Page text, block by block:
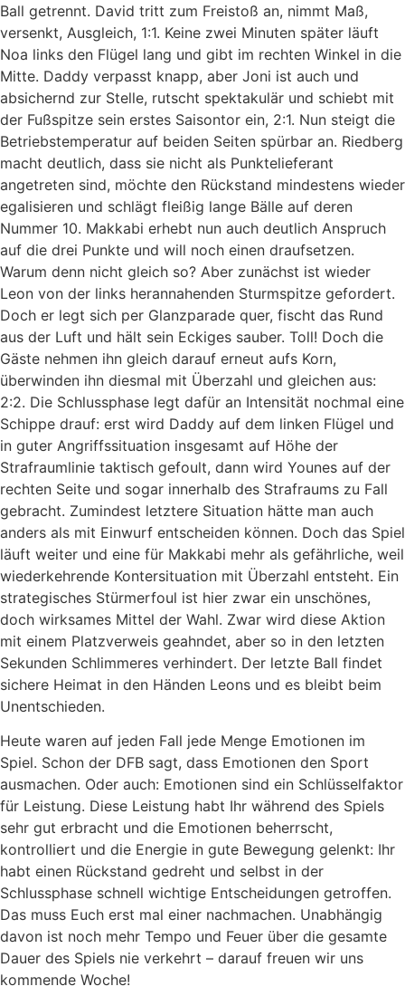
Ball getrennt. David tritt zum Freistoß an, nimmt Maß,
versenkt, Ausgleich, 1:1. Keine zwei Minuten später läuft
Noa links den Flügel lang und gibt im rechten Winkel in die
Mitte. Daddy verpasst knapp, aber Joni ist auch und
absichernd zur Stelle, rutscht spektakulär und schiebt mit
der Fußspitze sein erstes Saisontor ein, 2:1. Nun steigt die
Betriebstemperatur auf beiden Seiten spürbar an. Riedberg
macht deutlich, dass sie nicht als Punktelieferant
angetreten sind, möchte den Rückstand mindestens wieder
egalisieren und schlägt fleißig lange Bälle auf deren
Nummer 10. Makkabi erhebt nun auch deutlich Anspruch
auf die drei Punkte und will noch einen draufsetzen.
Warum denn nicht gleich so? Aber zunächst ist wieder
Leon von der links herannahenden Sturmspitze gefordert.
Doch er legt sich per Glanzparade quer, fischt das Rund
aus der Luft und hält sein Eckiges sauber. Toll! Doch die
Gäste nehmen ihn gleich darauf erneut aufs Korn,
überwinden ihn diesmal mit Überzahl und gleichen aus:
2:2. Die Schlussphase legt dafür an Intensität nochmal eine
Schippe drauf: erst wird Daddy auf dem linken Flügel und
in guter Angriffssituation insgesamt auf Höhe der
Strafraumlinie taktisch gefoult, dann wird Younes auf der
rechten Seite und sogar innerhalb des Strafraums zu Fall
gebracht. Zumindest letztere Situation hätte man auch
anders als mit Einwurf entscheiden können. Doch das Spiel
läuft weiter und eine für Makkabi mehr als gefährliche, weil
wiederkehrende Kontersituation mit Überzahl entsteht. Ein
strategisches Stürmerfoul ist hier zwar ein unschönes,
doch wirksames Mittel der Wahl. Zwar wird diese Aktion
mit einem Platzverweis geahndet, aber so in den letzten
Sekunden Schlimmeres verhindert. Der letzte Ball findet
sichere Heimat in den Händen Leons und es bleibt beim
Unentschieden.
Heute waren auf jeden Fall jede Menge Emotionen im
Spiel. Schon der DFB sagt, dass Emotionen den Sport
ausmachen. Oder auch: Emotionen sind ein Schlüsselfaktor
für Leistung. Diese Leistung habt Ihr während des Spiels
sehr gut erbracht und die Emotionen beherrscht,
kontrolliert und die Energie in gute Bewegung gelenkt: Ihr
habt einen Rückstand gedreht und selbst in der
Schlussphase schnell wichtige Entscheidungen getroffen.
Das muss Euch erst mal einer nachmachen. Unabhängig
davon ist noch mehr Tempo und Feuer über die gesamte
Dauer des Spiels nie verkehrt – darauf freuen wir uns
kommende Woche!